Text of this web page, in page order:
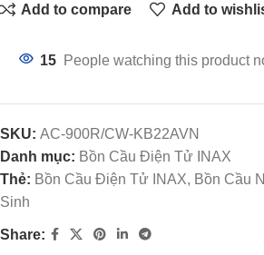
Add to compare Add to
15 People watching this product
SKU: AC-900R/CW-KB22AVN
Danh mục: Bồn Cầu Điện Tử INAX
Thẻ: Bồn Cầu Điện Tử INAX, Bồn Cầu
Sinh
Share: